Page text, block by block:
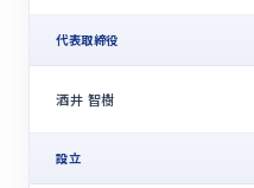
代表取締役
酒井 智樹
設立